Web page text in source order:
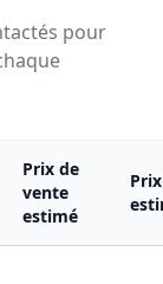
pour
Prix de
vente
estimé